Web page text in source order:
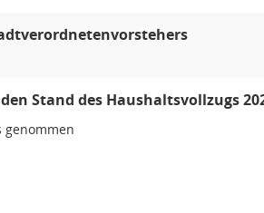
Stand des Haushaltsvollzugs
genommen